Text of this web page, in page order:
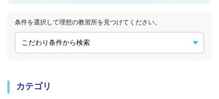
条件を選択して理想の教習所を 見つけてください。
カテゴリ